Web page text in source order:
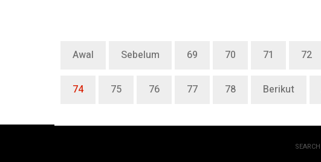
Awal Sebelum 69 70 71 72
74 75 76 77 78 Berikut
SEARCH